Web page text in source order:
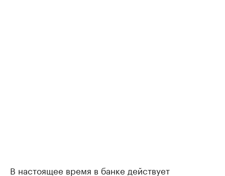
В настоящее время в банке действует